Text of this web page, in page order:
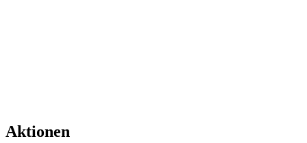
Aktionen